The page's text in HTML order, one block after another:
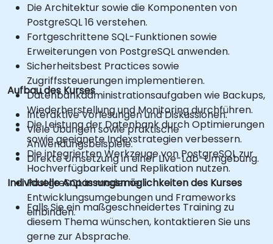
Die Architektur sowie die Komponenten von
PostgreSQL 16 verstehen.
Fortgeschrittene SQL-Funktionen sowie
Erweiterungen von PostgreSQL anwenden.
Sicherheitsbest Practices sowie
Zugriffssteuerungen implementieren.
Datenbankadministrationsaufgaben wie Backups,
Wiederherstellung und Monitoring durchführen.
Die Leistung der Datenbank durch Optimierungen
sowie geeignete Indexstrategien verbessern.
Die integrierten Werkzeuge von PostgreSQL zur
Hochverfügbarkeit und Replikation nutzen.
PostgreSQL in moderne
Entwicklungsumgebungen und Frameworks
einbinden.
Aufbau des Kurses
Interaktive Vorlesungen und Diskussionen.
Viele Übungen sowie praktische
Anwendungsbeispiele.
Direkte Umsetzung in einer Live-Lab-Umgebung.
Individuelle Anpassungsmöglichkeiten des Kurses
Falls Sie ein maßgeschneidertes Training zu
diesem Thema wünschen, kontaktieren Sie uns
gerne zur Absprache.